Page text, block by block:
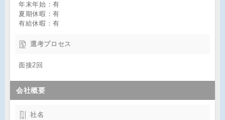
年末年始：有
夏期休暇：有
有給休暇：有
選考プロセス
面接2回
会社概要
社名